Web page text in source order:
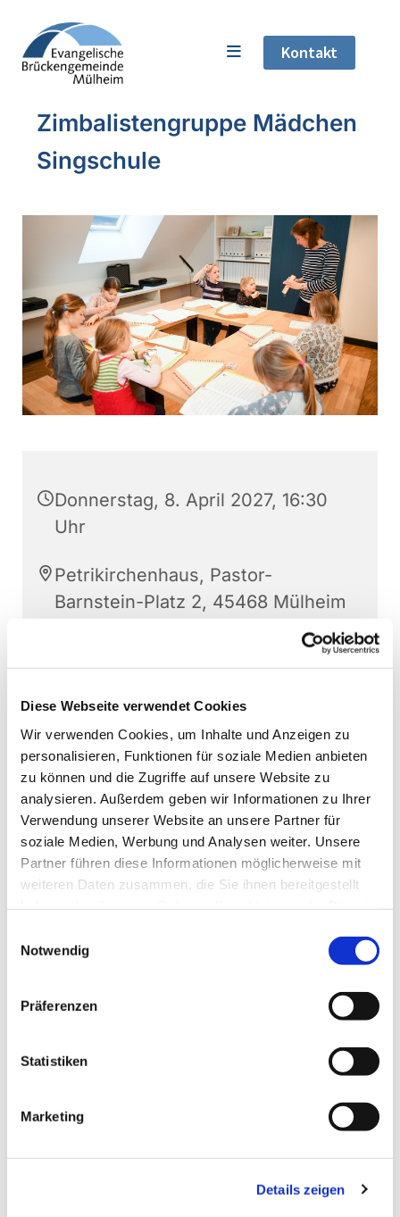
Diese Webseite verwendet Cookies
Wir verwenden Cookies, um Inhalte und Anzeigen zu
personalisieren, Funktionen für soziale Medien anbieten
zu können und die Zugriffe auf unsere Website zu
analysieren. Außerdem geben wir Informationen zu Ihrer
Verwendung unserer Website an unsere Partner für
soziale Medien, Werbung und Analysen weiter. Unsere
Partner führen diese Informationen möglicherweise mit
weiteren Daten zusammen, die Sie ihnen bereitgestellt
Notwendig
Präferenzen
Statistiken
Marketing
Details zeigen
Kontakt
Zimbalistengruppe Mädchen
Singschule
Donnerstag, 8. April 2027, 16:30
Uhr
Petrikirchenhaus, Pastor-
Barnstein-Platz 2, 45468 Mülheim
Dies könnte Sie auch
interessieren